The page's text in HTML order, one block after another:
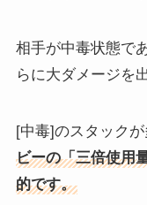
相手が中毒状態で
らに大ダメージを
[中毒]のスタックが
ビーの「三倍使用
的です。